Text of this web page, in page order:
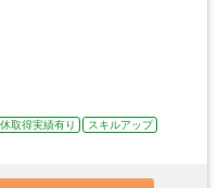
取得実績有り
スキルアップ